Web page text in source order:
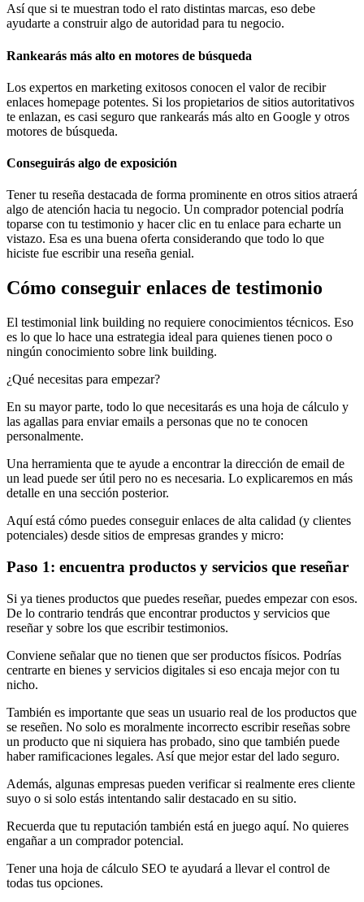
Así que si te muestran todo el rato distintas marcas, eso debe
ayudarte a construir algo de autoridad para tu negocio.
Rankearás más alto en motores de búsqueda
Los expertos en marketing exitosos conocen el valor de recibir
enlaces homepage potentes. Si los propietarios de sitios autoritativos
te enlazan, es casi seguro que rankearás más alto en Google y otros
motores de búsqueda.
Conseguirás algo de exposición
Tener tu reseña destacada de forma prominente en otros sitios atraerá
algo de atención hacia tu negocio. Un comprador potencial podría
toparse con tu testimonio y hacer clic en tu enlace para echarte un
vistazo. Esa es una buena oferta considerando que todo lo que
hiciste fue escribir una reseña genial.
Cómo conseguir enlaces de testimonio
El testimonial link building no requiere conocimientos técnicos. Eso
es lo que lo hace una estrategia ideal para quienes tienen poco o
ningún conocimiento sobre link building.
¿Qué necesitas para empezar?
En su mayor parte, todo lo que necesitarás es una hoja de cálculo y
las agallas para enviar emails a personas que no te conocen
personalmente.
Una herramienta que te ayude a encontrar la dirección de email de
un lead puede ser útil pero no es necesaria. Lo explicaremos en más
detalle en una sección posterior.
Aquí está cómo puedes conseguir enlaces de alta calidad (y clientes
potenciales) desde sitios de empresas grandes y micro:
Paso 1: encuentra productos y servicios que reseñar
Si ya tienes productos que puedes reseñar, puedes empezar con esos.
De lo contrario tendrás que encontrar productos y servicios que
reseñar y sobre los que escribir testimonios.
Conviene señalar que no tienen que ser productos físicos. Podrías
centrarte en bienes y servicios digitales si eso encaja mejor con tu
nicho.
También es importante que seas un usuario real de los productos que
se reseñen. No solo es moralmente incorrecto escribir reseñas sobre
un producto que ni siquiera has probado, sino que también puede
haber ramificaciones legales. Así que mejor estar del lado seguro.
Además, algunas empresas pueden verificar si realmente eres cliente
suyo o si solo estás intentando salir destacado en su sitio.
Recuerda que tu reputación también está en juego aquí. No quieres
engañar a un comprador potencial.
Tener una hoja de cálculo SEO te ayudará a llevar el control de
todas tus opciones.